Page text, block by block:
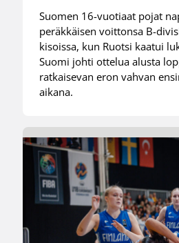
Suomen 16-vuotiaat pojat
peräkkäisen voittonsa B-
kisoissa, kun Ruotsi kaatui
Suomi johti ottelua alusta
ratkaisevan eron vahvan
aikana.